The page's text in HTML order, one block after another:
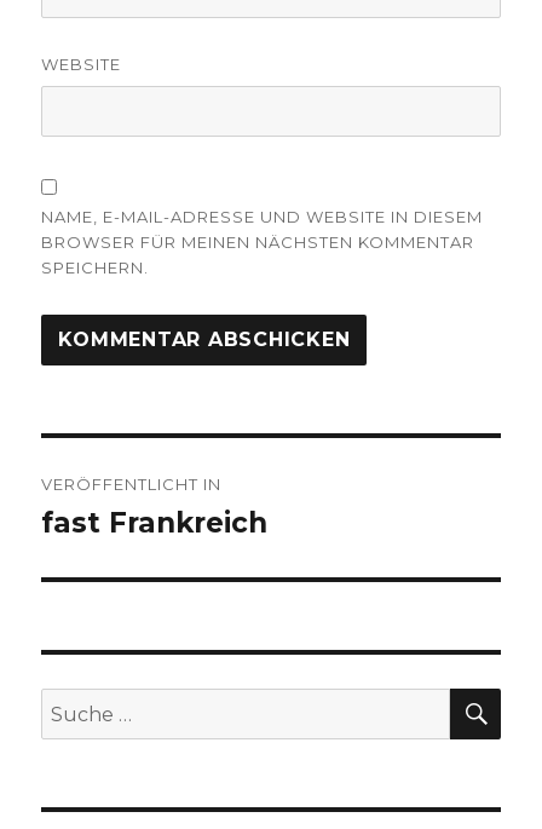
WEBSITE
NAME, E-MAIL-ADRESSE UND WEBSITE IN DIESEM
BROWSER FÜR MEINEN NÄCHSTEN KOMMENTAR
SPEICHERN.
VERÖFFENTLICHT IN
fast Frankreich
Suche
nach: